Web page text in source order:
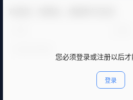
您必须登录或注册以后
登录